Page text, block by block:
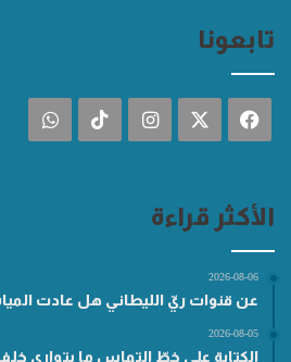
تابعونا
فيسبوك انستقرام ‫TikTokواتساب
الأكثر قراءة
2026-08-06
عن قنوات ريّ الليطاني هل عادت
2026-08-05
الكتابة على خطّ التماس ما يتوارى